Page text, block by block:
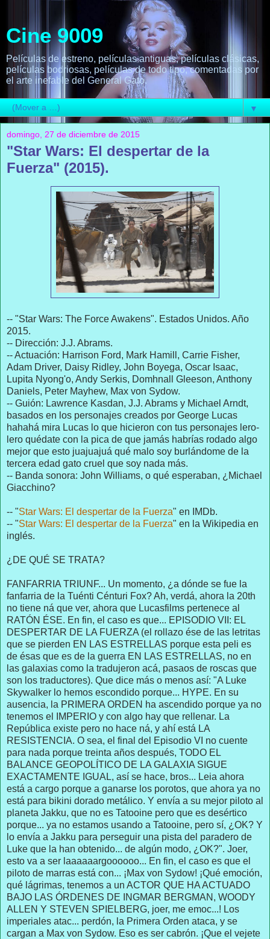
Cine 9009
Películas de estreno, películas antiguas, películas clásicas,
películas bodriosas, películas de todo tipo, comentadas por
el arte inefable del General Gato.
▼
domingo, 27 de diciembre de 2015
"Star Wars: El despertar de la
Fuerza" (2015).
-- "Star Wars: The Force Awakens". Estados Unidos. Año
2015.
-- Dirección: J.J. Abrams.
-- Actuación: Harrison Ford, Mark Hamill, Carrie Fisher,
Adam Driver, Daisy Ridley, John Boyega, Oscar Isaac,
Lupita Nyong'o, Andy Serkis, Domhnall Gleeson, Anthony
Daniels, Peter Mayhew, Max von Sydow.
-- Guión: Lawrence Kasdan, J.J. Abrams y Michael Arndt,
basados en los personajes creados por George Lucas
hahahá mira Lucas lo que hicieron con tus personajes lero-
lero quédate con la pica de que jamás habrías rodado algo
mejor que esto juajuajuá qué malo soy burlándome de la
tercera edad gato cruel que soy nada más.
-- Banda sonora: John Williams, o qué esperaban, ¿Michael
Giacchino?
-- "Star Wars: El despertar de la Fuerza" en IMDb.
-- "Star Wars: El despertar de la Fuerza" en la Wikipedia en
inglés.
¿DE QUÉ SE TRATA?
FANFARRIA TRIUNF... Un momento, ¿a dónde se fue la
fanfarria de la Tuénti Cénturi Fox? Ah, verdá, ahora la 20th
no tiene ná que ver, ahora que Lucasfilms pertenece al
RATÓN ÉSE. En fin, el caso es que... EPISODIO VII: EL
DESPERTAR DE LA FUERZA (el rollazo ése de las letritas
que se pierden EN LAS ESTRELLAS porque esta peli es
de ésas que es de la guerra EN LAS ESTRELLAS, no en
las galaxias como la tradujeron acá, pasaos de roscas que
son los traductores). Que dice más o menos así: "A Luke
Skywalker lo hemos escondido porque... HYPE. En su
ausencia, la PRIMERA ORDEN ha ascendido porque ya no
tenemos el IMPERIO y con algo hay que rellenar. La
República existe pero no hace ná, y ahí está LA
RESISTENCIA. O sea, el final del Episodio VI no cuente
para nada porque treinta años después, TODO EL
BALANCE GEOPOLÍTICO DE LA GALAXIA SIGUE
EXACTAMENTE IGUAL, así se hace, bros... Leia ahora
está a cargo porque a ganarse los porotos, que ahora ya no
está para bikini dorado metálico. Y envía a su mejor piloto al
planeta Jakku, que no es Tatooine pero que es desértico
porque... ya no estamos usando a Tatooine, pero sí, ¿OK? Y
lo envía a Jakku para perseguir una pista del paradero de
Luke que la han obtenido... de algún modo, ¿OK?". Joer,
esto va a ser laaaaaargoooooo... En fin, el caso es que el
piloto de marras está con... ¡Max von Sydow! ¡Qué emoción,
qué lágrimas, tenemos a un ACTOR QUE HA ACTUADO
BAJO LAS ÓRDENES DE INGMAR BERGMAN, WOODY
ALLEN Y STEVEN SPIELBERG, joer, me emoc...! Los
imperiales atac... perdón, la Primera Orden ataca, y se
cargan a Max von Sydow. Eso es ser cabrón. ¡Que el vejete